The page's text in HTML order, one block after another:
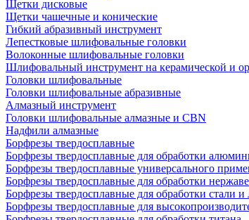
Щетки дисковые
Щетки чашечные и конические
Гибкий абразивный инструмент
Лепестковые шлифовальные головки
Волоконные шлифовальные головки
Шлифовальный инструмент на керамической и
Головки шлифовальные
Головки шлифовальные абразивные
Алмазный инструмент
Головки шлифовальные алмазные и CBN
Надфили алмазные
Борфрезы твердосплавные
Борфрезы твердосплавные для обработки
Борфрезы твердосплавные универсального
Борфрезы твердосплавные для обработки
Борфрезы твердосплавные для обработки стали и
Борфрезы твердосплавные для